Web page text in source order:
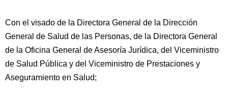
Con el visado de la Directora General de la Dirección
General de Salud de las Personas, de la Directora General
de la Oficina General de Asesoría Jurídica, del Viceministro
de Salud Pública y del Viceministro de Prestaciones y
Aseguramiento en Salud;